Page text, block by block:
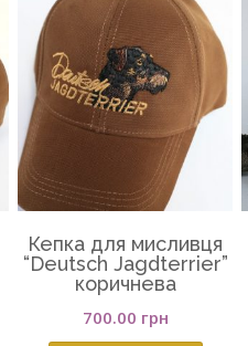
Кепка для мисливця
“Deutsch Jagdterrier”
коричнева
700.00 грн